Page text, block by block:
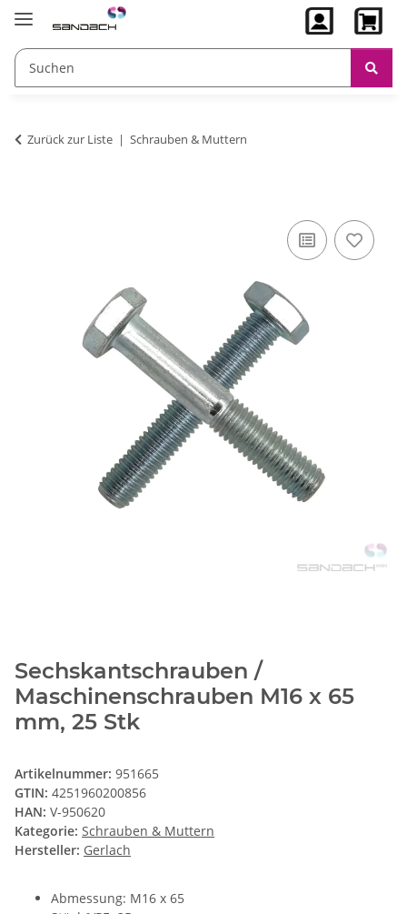
Zurück zur Liste Schrauben & Muttern
Sechskantschrauben /
Maschinenschrauben M16 x 65
mm, 25 Stk
Artikelnummer: 951665
GTIN: 4251960200856
HAN: V-950620
Kategorie: Schrauben & Muttern
Hersteller: Gerlach
Abmessung: M16 x 65